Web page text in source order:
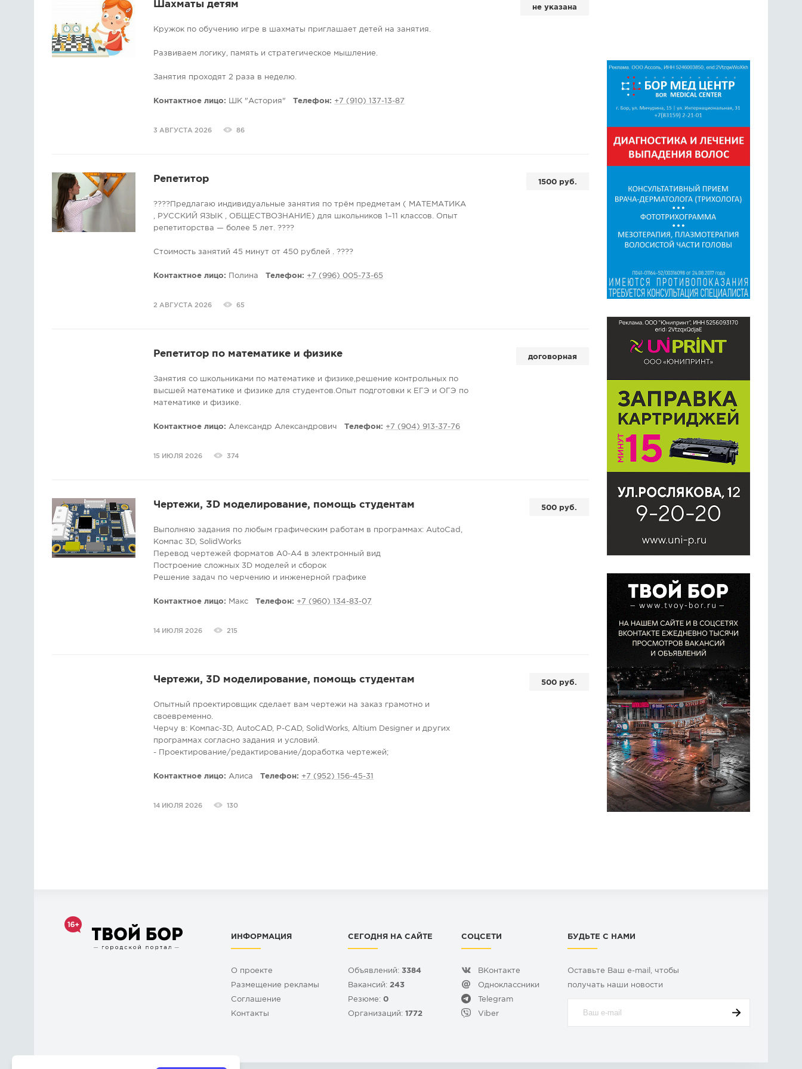
Шахматы детям не указана
Кружок по обучению игре в шaхматы приглашает детей на занятия.
Развиваем логику, память и стратегическое мышление.
Занятия проходят 2 раза в неделю.
Адрес: ул.В.Котика, д.8, оф.213
Контактное лицо: ШК "Астория" Телефон: +7 (910) 137-13-87
3 АВГУСТА 2026 86
Репетитор 1500 руб.
????Предлагаю индивидуальные занятия по трём предметам ( МАТЕМАТИКА
, РУССКИЙ ЯЗЫК , ОБЩЕСТВОЗНАНИЕ) для школьников 1–11 классов. Опыт
репетиторства — более 5 лет. ????
Стоимость занятий 45 минут от 450 рублей . ????
Как выстраиваю работу:
интерактивные доски, электронные пособия). ????
* Слежу за динамикой: после занятий даю обратную связь, при
успеваемость и показывают хорошие баллы на проверочных и
— подскажу, как лучше выстроить маршрут! ????
Контактное лицо: Полина Телефон: +7 (996) 005-73-65
2 АВГУСТА 2026 65
Репетитор по математике и физике договорная
Занятия со школьниками по математике и физике,решение контрольных по
высшей математике и физике для студентов.Опыт подготовки к ЕГЭ и ОГЭ по
математике и физике.
Контактное лицо: Александр Александрович Телефон: +7 (904) 913-37-76
15 ИЮЛЯ 2026 374
Чертежи, 3D моделирование, помощь студентам 500 руб.
Выполняю задания по любым графическим работам в программах: AutoCad,
Компас 3D, SolidWorks
Перевод чертежей форматов А0-А4 в электронный вид
Построение сложных 3D моделей и сборок
Решение задач по черчению и инженерной графике
Детали машин, механизмов, устройств
соответствии с ЕСКД
Быстро, качественно, стоимость договорная
Контактное лицо: Макс Телефон: +7 (960) 134-83-07
14 ИЮЛЯ 2026 215
Чертежи, 3D моделирование, помощь студентам 500 руб.
Опытный проектировщик сделает вам чертежи на заказ грамотно и
своевременно.
Черчу в: Компас-3D, AutoCAD, P-CAD, SolidWorks, Altium Designer и других
программах согласно задания и условий.
- Проектирование/редактирование/доработка чертежей;
- Инженерная графика и проекционное черчение;
Контактное лицо: Алиса Телефон: +7 (952) 156-45-31
14 ИЮЛЯ 2026 130
ИНФОРМАЦИЯ
О проекте
Размещение рекламы
Cоглашение
Контакты
СЕГОДНЯ НА САЙТЕ
Объявлений: 3384
Вакансий: 243
Резюме: 0
Организаций: 1772
СОЦСЕТИ
ВКонтакте
Одноклассники
Telegram
Viber
БУДЬТЕ С НАМИ
Оставьте Ваш e-mail, чтобы
получать наши новости